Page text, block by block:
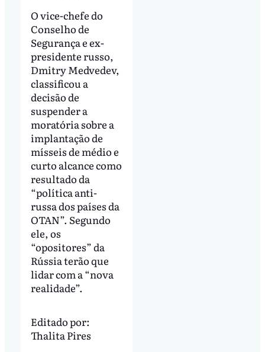
O vice-chefe do
Conselho de
Segurança e ex-
presidente russo,
Dmitry Medvedev,
classificou a
decisão de
suspender a
moratória sobre a
implantação de
mísseis de médio e
curto alcance como
resultado da
“política anti-
russa dos países da
OTAN”. Segundo
ele, os
“opositores” da
Rússia terão que
lidar com a “nova
realidade”.
Editado por:
Thalita Pires